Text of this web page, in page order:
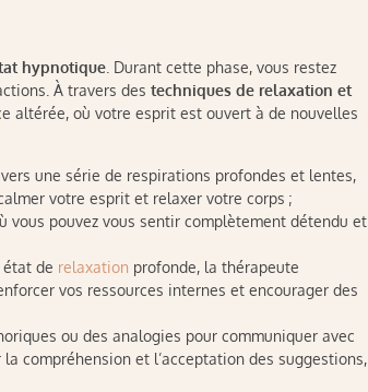
hypnotique . Durant cette phase, vous restez
À travers des techniques de relaxation et
altérée, où votre esprit est ouvert à de nouvelles
une série de respirations profondes et lentes,
votre esprit et relaxer votre corps ;
vous pouvez vous sentir complètement détendu et
état de relaxation profonde, la thérapeute
vos ressources internes et encourager des
ou des analogies pour communiquer avec
compréhension et l’acceptation des suggestions,